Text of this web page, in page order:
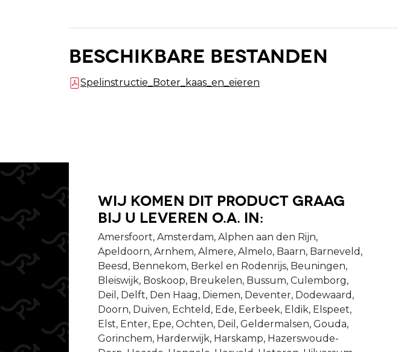
Beschikbare bestanden
Spelinstructie_Boter_kaas_en_eieren
Wij komen dit product graag
bij u leveren o.a. in:
Amersfoort, Amsterdam, Alphen aan den Rijn,
Apeldoorn, Arnhem, Almere, Almelo, Baarn, Barneveld,
Beesd, Bennekom, Berkel en Rodenrijs, Beuningen,
Bleiswijk, Boskoop, Breukelen, Bussum, Culemborg,
Deil, Delft, Den Haag, Diemen, Deventer, Dodewaard,
Doorn, Duiven, Echteld, Ede, Eerbeek, Eldik, Elspeet,
Elst, Enter, Epe, Ochten, Deil, Geldermalsen, Gouda,
Gorinchem, Harderwijk, Harskamp, Hazerswoude-